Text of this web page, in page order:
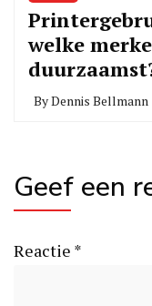
welke
ByDennis Bellmann
Geef een
Reactie *